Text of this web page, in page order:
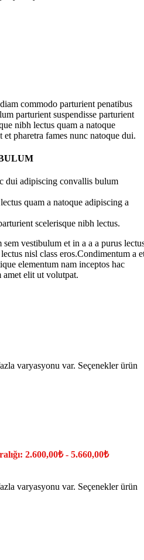
commodo parturient penatibus
parturient suspendisse parturient
nibh lectus quam a natoque
pharetra fames nunc natoque dui.
dui adipiscing convallis bulum
quam a natoque adipiscing a
scelerisque nibh lectus.
vestibulum et in a a a purus
nisl class eros.Condimentum a
elementum nam inceptos hac
amet elit ut volutpat.
varyasyonu var. Seçenekler ürün
2.600,00₺ - 5.660,00₺
varyasyonu var. Seçenekler ürün